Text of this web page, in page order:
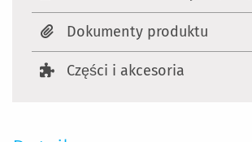
Dokumenty produktu
Części i akcesoria